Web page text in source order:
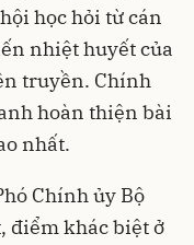
học hỏi từ cán
nhiệt huyết của
truyền. Chính
hoàn thiện bài
nhất.
Chính ủy Bộ
điểm khác biệt ở